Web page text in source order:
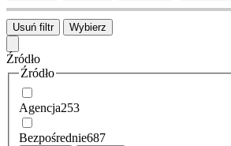
Usuń filtr Wybierz
Źródło
Źródło
Agencja253
Bezpośrednie687